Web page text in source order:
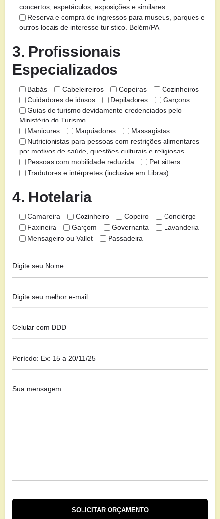
concertos, espetáculos, exposições e similares.
Reserva e compra de ingressos para museus, parques e
outros locais de interesse turístico. Belém/PA
3. Profissionais
Especializados
Babás Cabeleireiros Copeiras
Cozinheiros
Cuidadores de idosos
Depiladores
Garçons
Guias de turismo devidamente credenciados pelo
Ministério do Turismo.
Manicures
Maquiadores
Massagistas
Nutricionistas para pessoas com restrições alimentares
por motivos de saúde, questões culturais e religiosas.
Pessoas com mobilidade reduzida
Pet sitters
Tradutores e intérpretes (inclusive em Libras)
4. Hotelaria
Camareira Cozinheiro Copeiro
Concièrge
Faxineira
Garçom Governanta
Lavanderia
Mensageiro ou Vallet
Passadeira